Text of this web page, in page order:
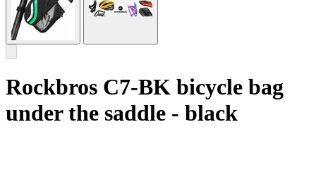
Rockbros C7-BK bicycle bag
under the saddle - black